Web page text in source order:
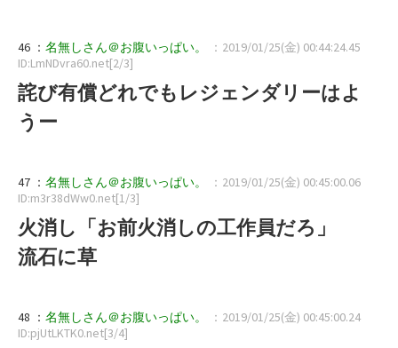
46 ： 名無しさん＠お腹いっぱい。
：2019/01/25(金) 00:44:24.45
ID:LmNDvra60.net[2/3]
詫び有償どれでもレジェンダリーはよ
うー
47 ： 名無しさん＠お腹いっぱい。
：2019/01/25(金) 00:45:00.06
ID:m3r38dWw0.net[1/3]
火消し「お前火消しの工作員だろ」
流石に草
48 ： 名無しさん＠お腹いっぱい。
：2019/01/25(金) 00:45:00.24
ID:pjUtLKTK0.net[3/4]